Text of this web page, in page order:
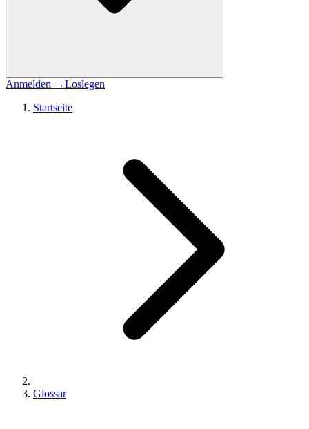
Anmelden →Loslegen
Startseite
Glossar